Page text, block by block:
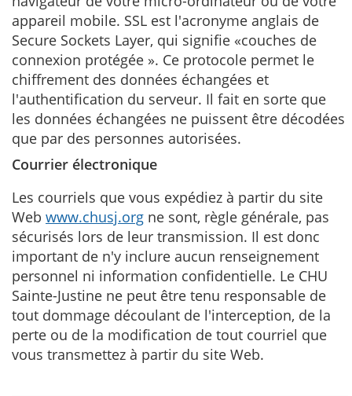
appareil mobile. SSL est l'acronyme anglais de
Secure Sockets Layer, qui signifie «couches de
connexion protégée ». Ce protocole permet le
chiffrement des données échangées et
l'authentification du serveur. Il fait en sorte que
les données échangées ne puissent être décodées
que par des personnes autorisées.
Courrier électronique
Les courriels que vous expédiez à partir du site
Web www.chusj.org ne sont, règle générale, pas
sécurisés lors de leur transmission. Il est donc
important de n'y inclure aucun renseignement
personnel ni information confidentielle. Le CHU
Sainte-Justine ne peut être tenu responsable de
tout dommage découlant de l'interception, de la
perte ou de la modification de tout courriel que
vous transmettez à partir du site Web.